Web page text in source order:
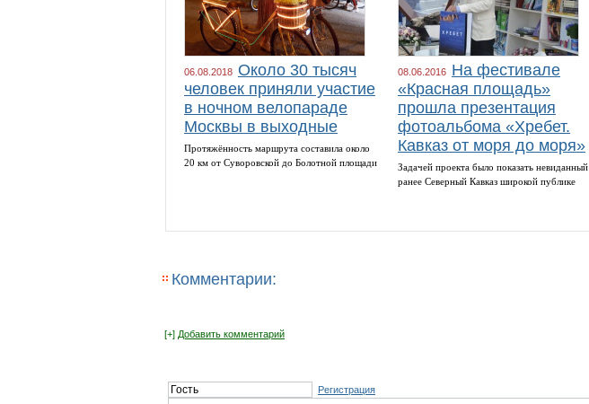
06.08.2018 Около 30 тысяч
человек приняли участие
в ночном велопараде
Москвы в выходные
Протяжённость маршрута составила около
20 км от Суворовской до Болотной площади
08.06.2016 На фестивале
«Красная площадь»
прошла презентация
фотоальбома «Хребет.
Кавказ от моря до моря»
Задачей проекта было показать невиданный
ранее Северный Кавказ широкой публике
Комментарии:
[+] Добавить комментарий
Регистрация